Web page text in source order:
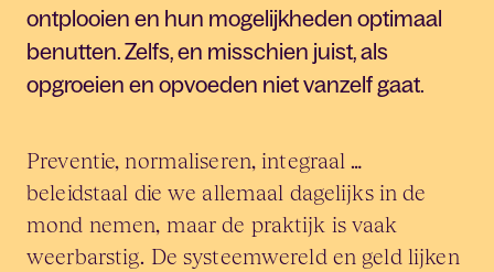
ontplooien en hun mogelijkheden optimaal
benutten. Zelfs, en misschien juist, als
opgroeien en opvoeden niet vanzelf gaat.
Preventie, normaliseren, integraal …
beleidstaal die we allemaal dagelijks in de
mond nemen, maar de praktijk is vaak
weerbarstig. De systeemwereld en geld lijken